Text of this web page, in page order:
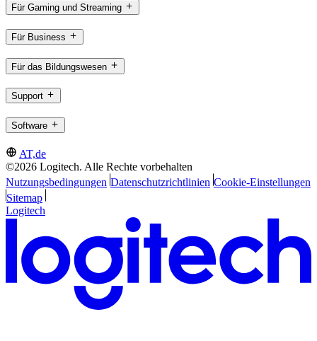
Für Gaming und Streaming
Für Business
Für das Bildungswesen
Support
Software
AT,de
©2026 Logitech. Alle Rechte vorbehalten
Nutzungsbedingungen Datenschutzrichtlinien Cookie-Einstellungen
Sitemap
Logitech